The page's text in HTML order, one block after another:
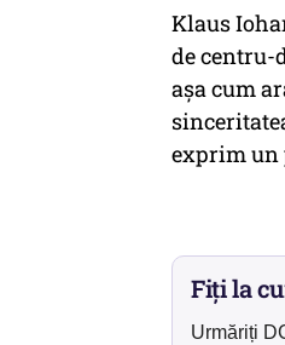
Klaus
de centru-
așa cum
exprim un
Fiți la
Urmăriți